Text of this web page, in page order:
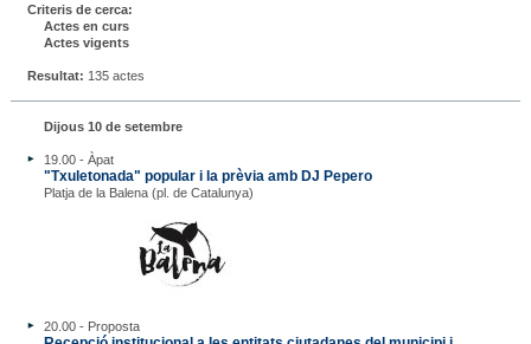
Criteris de cerca:
Actes en curs
Actes vigents
Resultat: 135 actes
Dijous 10 de setembre
19.00 - Àpat
"Txuletonada" popular i la prèvia amb DJ Pepero
Platja de la Balena (pl. de Catalunya)
20.00 - Proposta